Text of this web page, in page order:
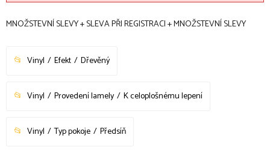
MNOŽSTEVNÍ SLEVY + SLEVA PŘI REGISTRACI + MNOŽSTEVNÍ SLEVY
Vinyl Efekt Dřevěný
Vinyl Provedení lamely K celoplošnému lepení
Vinyl Typ pokoje Předsíň